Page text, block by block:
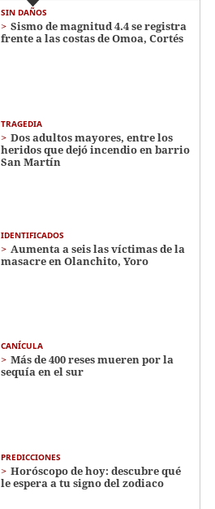
SIN DAÑOS
Sismo de magnitud 4.4 se registra
frente a las costas de Omoa, Cortés
TRAGEDIA
Dos adultos mayores, entre los
heridos que dejó incendio en barrio
San Martín
IDENTIFICADOS
Aumenta a seis las víctimas de la
masacre en Olanchito, Yoro
CANÍCULA
Más de 400 reses mueren por la
sequía en el sur
PREDICCIONES
Horóscopo de hoy: descubre qué
le espera a tu signo del zodiaco